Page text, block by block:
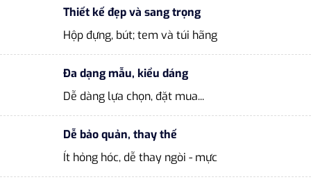
Thiết kế đẹp và sang trọng
Hộp đựng, bút; tem và túi hãng
Đa dạng mẫu, kiểu dáng
Dễ dàng lựa chọn, đặt mua...
Dễ bảo quản, thay thế
Ít hỏng hóc, dễ thay ngòi - mực